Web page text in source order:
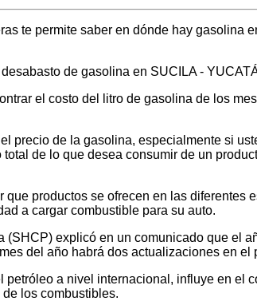
te permite saber en dónde hay gasolina
de gasolina en SUCILA -
el costo del litro de gasolina de los
precio de la gasolina, especialmente si
de lo que desea consumir de un
que productos se ofrecen en las
a cargar combustible para su auto.
(SHCP) explicó en un comunicado que el
del año habrá dos actualizaciones en
petróleo a nivel internacional, influye en el
los combustibles.